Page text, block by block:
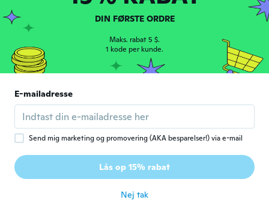
Esta bello.
M Mary
Nice
M Maura
Tilmeldt 2017 · 3 anmeldelser
DIN FØRSTE ORDRE
Maks. rabat 5 $.
1 kode per kunde.
E-mailadresse
Send mig marketing og promovering (AKA besparelser!) via e-mail
Lås op 15% rabat
Nej tak